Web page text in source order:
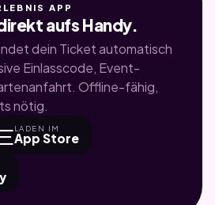
APP
aufs Handy.
dein Ticket automatisch
Einlasscode, Event-
Offline-fähig,
nötig.
LADEN IM
App Store